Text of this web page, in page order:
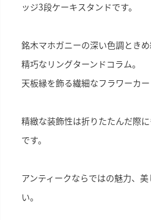
ッジ3段ケーキスタンドです。
銘木マホガニーの深い色調ときめ
精巧なリングターンドコラム。
天板縁を飾る繊細なフラワーカー
精緻な装飾性は折りたたんだ際
です。
アンティークならではの魅力、
い。